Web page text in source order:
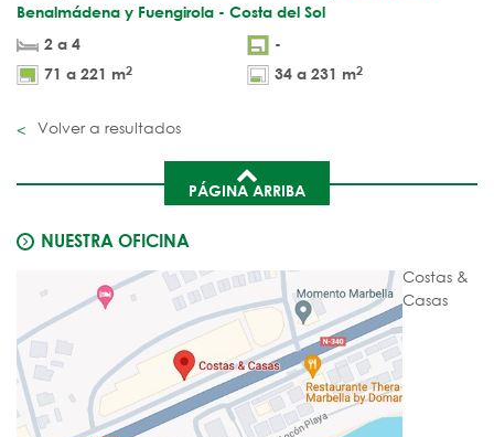
Benalmádena y Fuengirola - Costa del Sol
2 a 4
-
71 a 221 m2 34 a 231 m2
Volver a resultados
PÁGINA ARRIBA
NUESTRA OFICINA
Costas &
Casas